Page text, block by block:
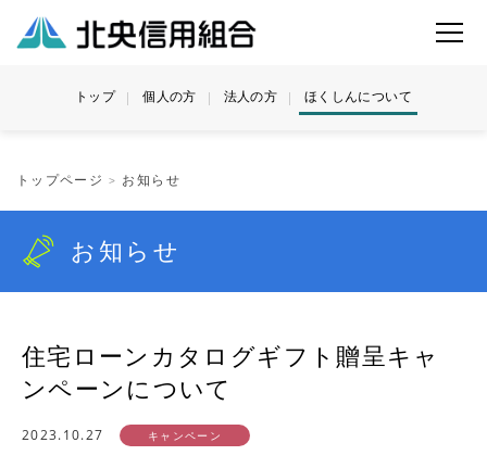
トップ 個人の方 法人の方 ほくしんについて
トップページ お知らせ
お知らせ
住宅ローンカタログギフト贈呈キャ
ンペーンについて
2023.10.27 キャンペーン